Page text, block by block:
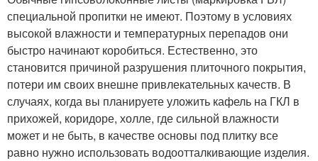
специальной пропитки не имеют. Поэтому в условиях
высокой влажности и температурных перепадов они
быстро начинают коробиться. Естественно, это
становится причиной разрушения плиточного покрытия,
потери им своих внешне привлекательных качеств. В
случаях, когда вы планируете уложить кафель на ГКЛ в
прихожей, коридоре, холле, где сильной влажности
может и не быть, в качестве основы под плитку все
равно нужно использовать водоотталкивающие изделия.